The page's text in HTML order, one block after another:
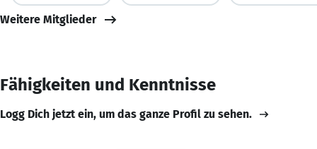
Weitere Mitglieder
Fähigkeiten und Kenntnisse
Logg Dich jetzt ein, um das ganze Profil zu sehen.